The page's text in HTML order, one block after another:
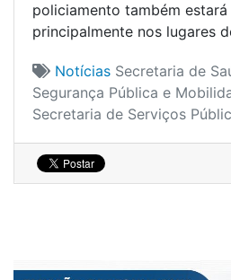
policiamento também estará
principalmente nos lugares
Notícias Secretaria de
Segurança Pública e
Secretaria de Serviços